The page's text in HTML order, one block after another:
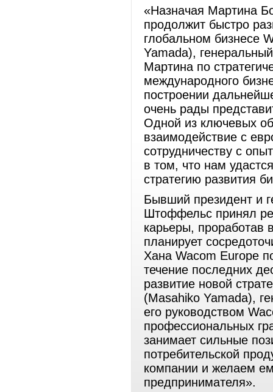
«Назначая Мартина
продолжит быстро
глобальном бизнесе
Yamada),
Мартина по
международного
построении
очень рады
Одной из ключевых
взаимодействие с
сотрудничеству с
в том, что нам
стратегию развития
Бывший президент и
Штоффельс принял
карьеры, проработав
планирует
Хана Wacom Europe
течение последних
развитие новой
(Masahiko Yamada),
его руководством
профессиональных
занимает сильные
потребительской
компании и желаем
предпринимателя».